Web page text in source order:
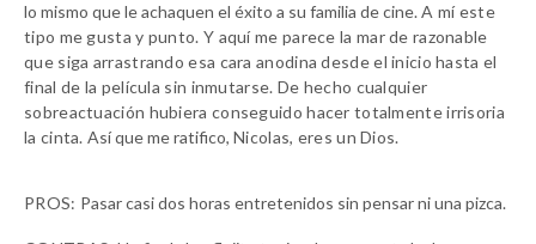
lo mismo que le achaquen el éxito a su familia de cine.A mí este
tipo me gusta y punto. Y aquí me parece la mar de razonable
que siga arrastrando esa cara anodina desde el inicio hasta el
final de la película sin inmutarse. De hecho cualquier
sobreactuación hubiera conseguido hacer totalmente irrisoria
la cinta. Así que me ratifico, Nicolas, eres un Dios.
PROS: Pasar casi dos horas entretenidos sin pensar ni una pizca.